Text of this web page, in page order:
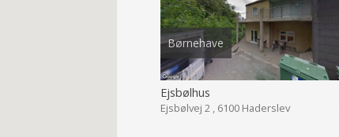
Børnehave
Ejsbølhus
Ejsbølvej 2 , 6100 Haderslev